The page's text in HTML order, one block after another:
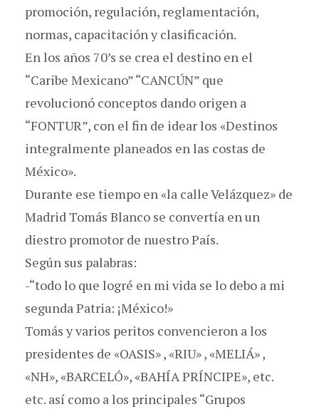
promoción, regulación, reglamentación,
normas, capacitación y clasificación.
En los años 70’s se crea el destino en el
“Caribe Mexicano” “CANCÚN” que
revolucionó conceptos dando origen a
“FONTUR”, con el fin de idear los «Destinos
integralmente planeados en las costas de
México».
Durante ese tiempo en «la calle Velázquez» de
Madrid Tomás Blanco se convertía en un
diestro promotor de nuestro País.
Según sus palabras:
-“todo lo que logré en mi vida se lo debo a mi
segunda Patria: ¡México!»
Tomás y varios peritos convencieron a los
presidentes de «OASIS» , «RIU» , «MELIÁ» ,
«NH», «BARCELÓ», «BAHÍA PRÍNCIPE», etc.
etc. así como a los principales “Grupos